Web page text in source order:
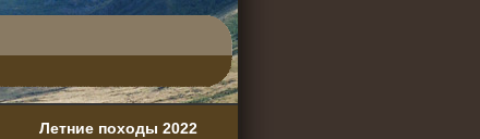
Летние походы 2022